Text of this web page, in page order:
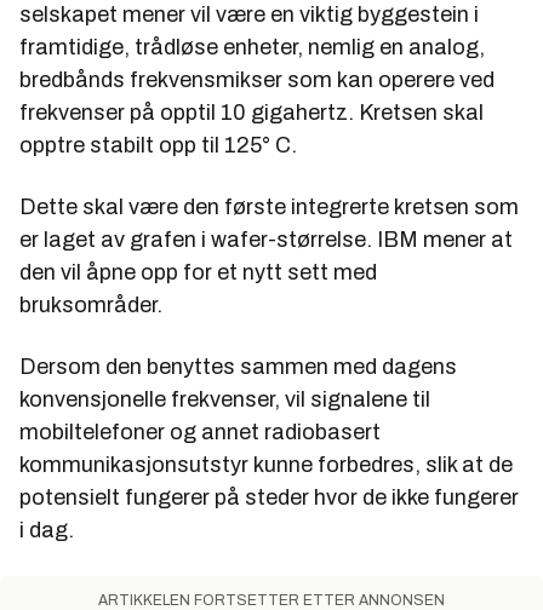
selskapet mener vil være en viktig byggestein i
framtidige, trådløse enheter, nemlig en analog,
bredbånds frekvensmikser som kan operere ved
frekvenser på opptil 10 gigahertz. Kretsen skal
opptre stabilt opp til 125° C.
Dette skal være den første integrerte kretsen som
er laget av grafen i wafer-størrelse. IBM mener at
den vil åpne opp for et nytt sett med
bruksområder.
Dersom den benyttes sammen med dagens
konvensjonelle frekvenser, vil signalene til
mobiltelefoner og annet radiobasert
kommunikasjonsutstyr kunne forbedres, slik at de
potensielt fungerer på steder hvor de ikke fungerer
i dag.
ARTIKKELEN FORTSETTER ETTER ANNONSEN